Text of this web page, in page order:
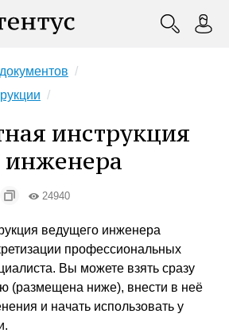
инструкция
инженера
24940
ведущего инженера
профессиональных
Вы можете взять сразу
(размещена ниже), внести в неё
и начать использовать у